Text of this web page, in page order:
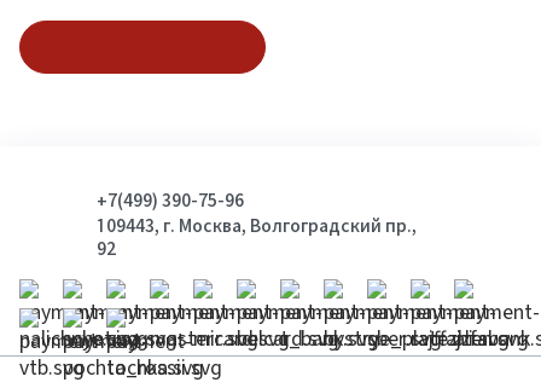
+7(499) 390-75-96
109443, г. Москва, Волгоградский пр.,
92